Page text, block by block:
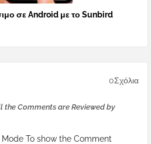
σε Android με το Sunbird
0Σχόλια
the Comments are Reviewed by
To show the Comment